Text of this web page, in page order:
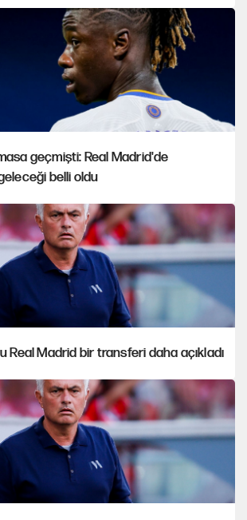
geçmişti: Real Madrid'de
belli oldu
Real Madrid bir transferi daha açıkladı